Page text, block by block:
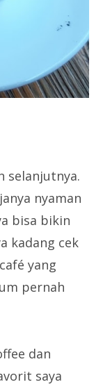
selanjutnya.
nyaman
bisa bikin
kadang cek
yang
pernah
dan
saya